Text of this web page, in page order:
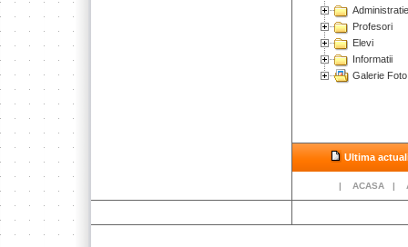
Administratie
Profesori
Elevi
Informatii
Galerie Foto
Ultima
| ACASA |